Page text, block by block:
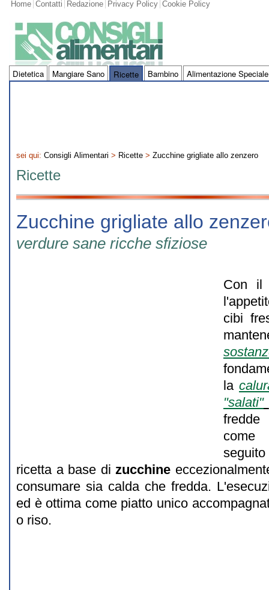
Home Contatti Redazione Privacy Policy Cookie Policy
Dietetica Mangiare Sano Ricette Bambino Alimentazione Speciale
sei qui: Consigli Alimentari > Ricette > Zucchine grigliate allo zenzero
Ricette
Zucchine grigliate allo
verdure sane ricche sfiziose
Con il
cibi
la
"salati"
fredde
come
ricetta a base di zucchine
consumare sia calda che fredda.
ed è ottima come piatto unico
o riso.